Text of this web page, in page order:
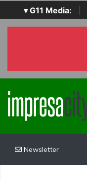
▾ G11 Media:
SecurityOpenLab |
Newsletter